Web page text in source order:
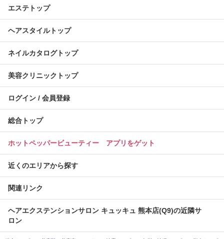
エステトップ
ヘアスタイルトップ
ネイルカタログトップ
美容クリニックトップ
ログイン / 会員登録
総合トップ
ホットペッパービューティー アプリをゲット
近くのエリアから探す
関連リンク
ヘアエクステンションサロン キュッキュ 熊本店(Q9)の近隣サ
ロン